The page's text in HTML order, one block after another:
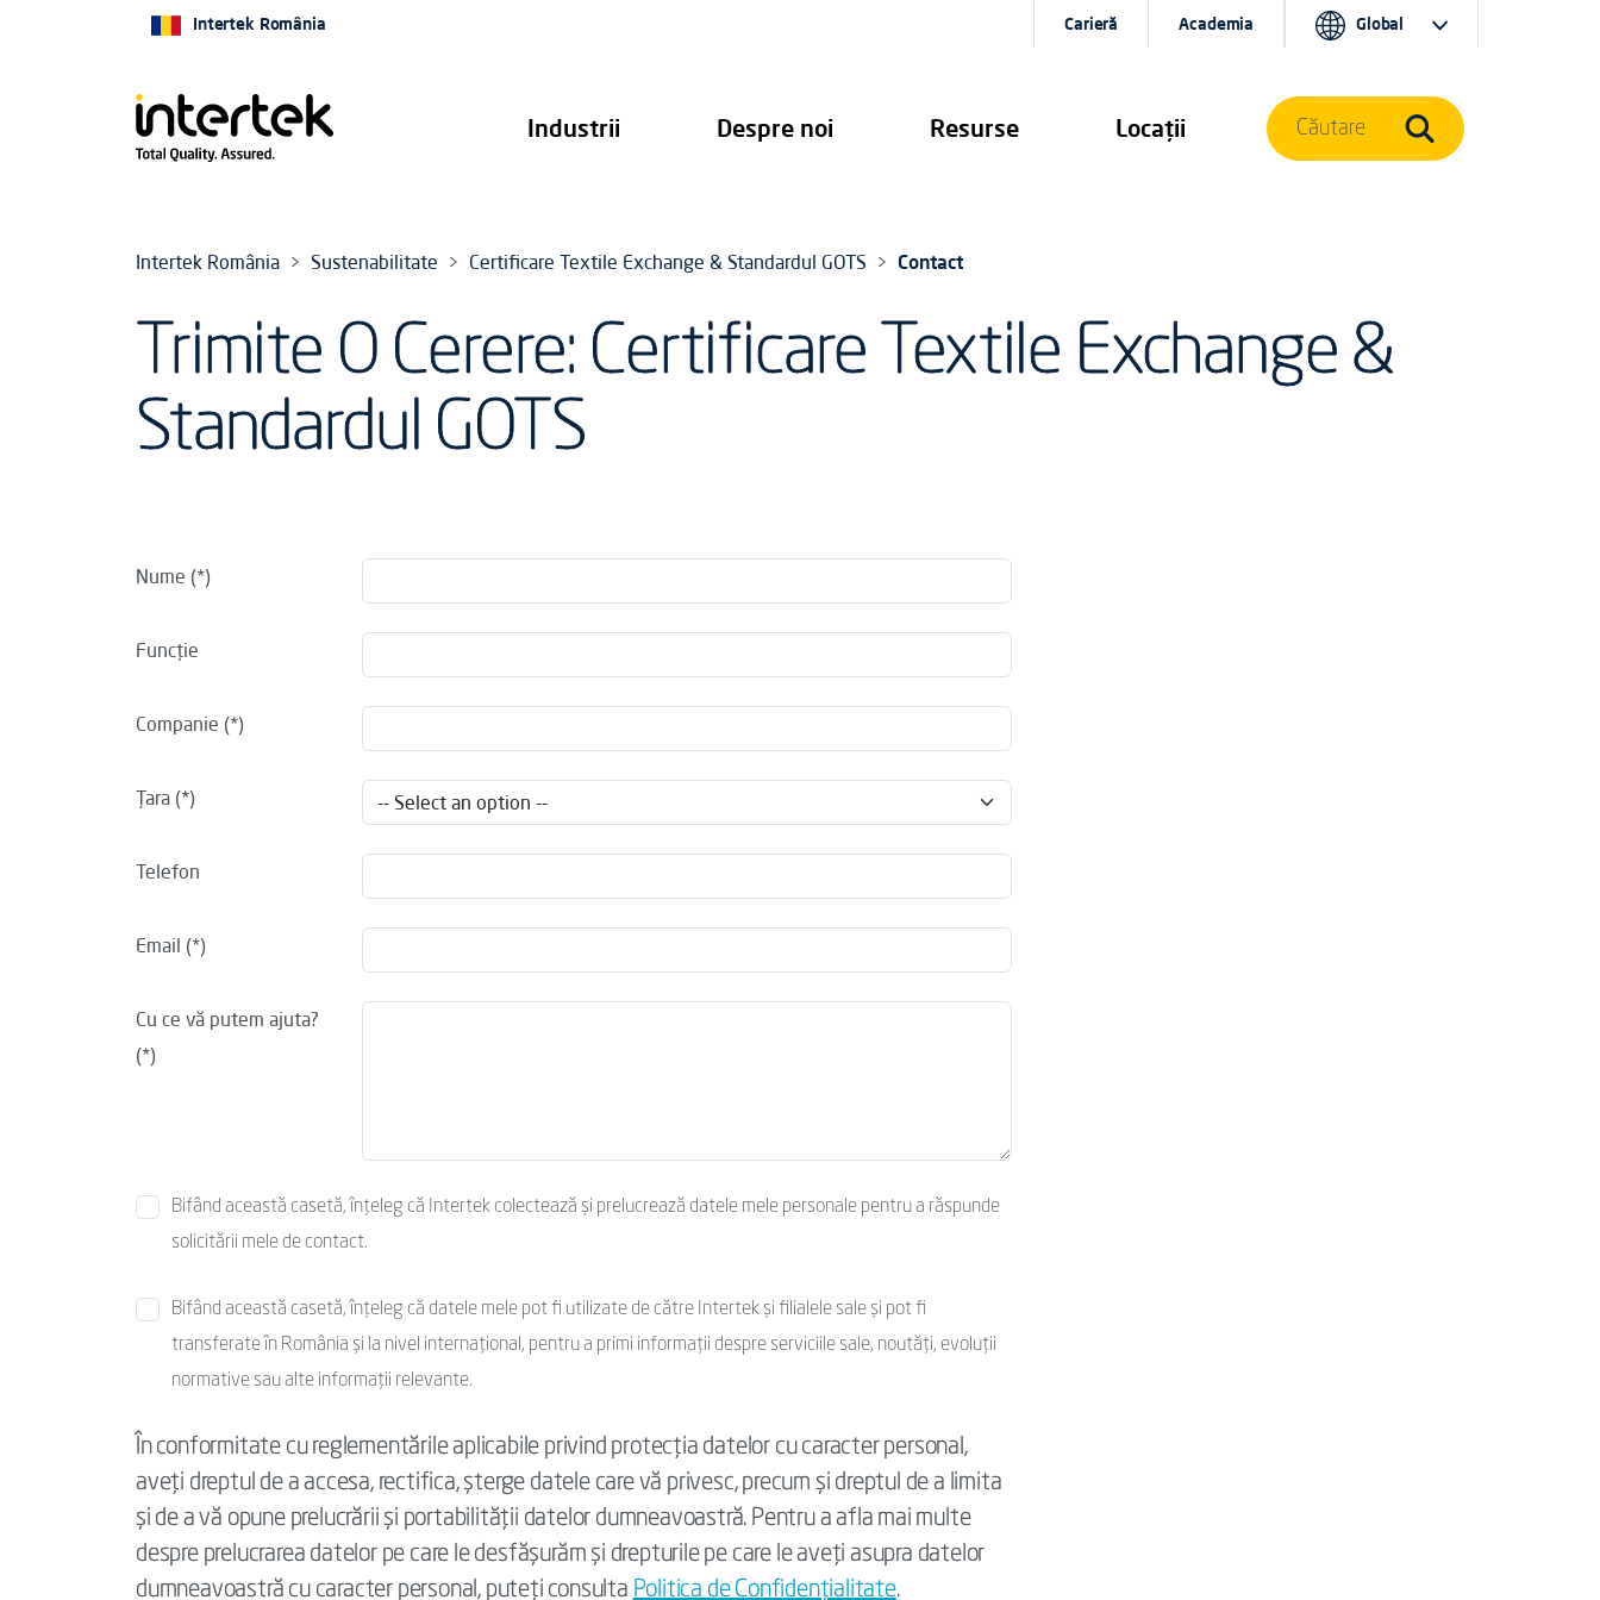
Industrii Despre noi Resurse Locații
Intertek România Carieră Academia Global
Căutare
Intertek România Sustenabilitate Certificare Textile Exchange & Standardul GOTS Contact
Trimite O Cerere: Certificare Textile Exchange &
Standardul GOTS
Nume
Funcţie
Companie
Ţara
Telefon
Email
Cu ce vă putem ajuta?
Bifând această casetă, înțeleg că Intertek colectează și prelucrează datele mele personale pentru a răspunde
solicitării mele de contact.
Bifând această casetă, înțeleg că datele mele pot fi utilizate de către Intertek și filialele sale și pot fi
transferate în România și la nivel internațional, pentru a primi informații despre serviciile sale, noutăți, evoluții
normative sau alte informații relevante.
În conformitate cu reglementările aplicabile privind protecția datelor cu caracter personal,
aveți dreptul de a accesa, rectifica, șterge datele care vă privesc, precum și dreptul de a limita
și de a vă opune prelucrării și portabilității datelor dumneavoastră. Pentru a afla mai multe
despre prelucrarea datelor pe care le desfășurăm și drepturile pe care le aveți asupra datelor
dumneavoastră cu caracter personal, puteți consulta Politica de Confidenţialitate.